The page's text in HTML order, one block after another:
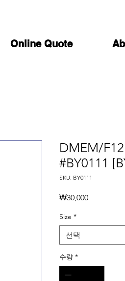
Online Quote
DMEM/
#BY0111
SKU: BY0111
₩30,000가
Size *
선택
수량 *